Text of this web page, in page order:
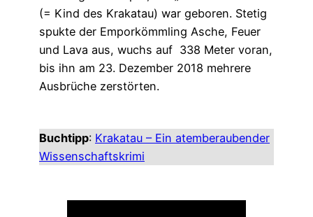
(= Kind des Krakatau) war geboren. Stetig
spukte der Emporkömmling Asche, Feuer
und Lava aus, wuchs auf 338 Meter voran,
bis ihn am 23. Dezember 2018 mehrere
Ausbrüche zerstörten.
Buchtipp: Krakatau – Ein atemberaubender
Wissenschaftskrimi